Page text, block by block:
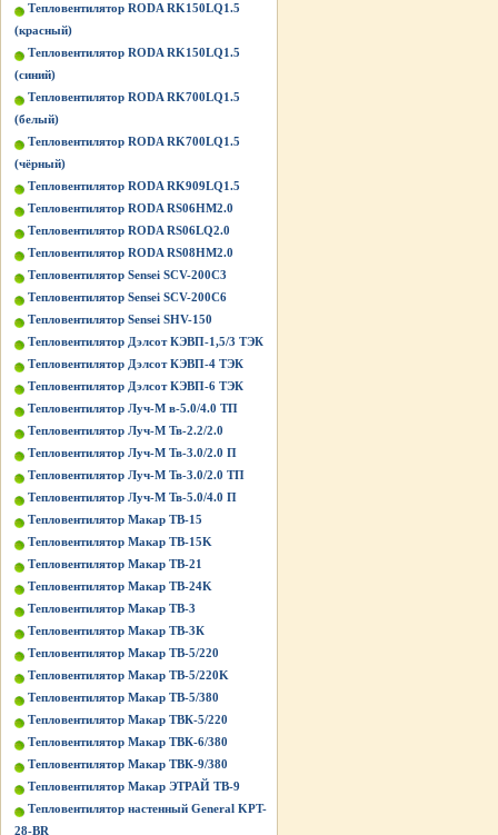
Тепловентилятор RODA RK150LQ1.5
(красный)
Тепловентилятор RODA RK150LQ1.5
(синий)
Тепловентилятор RODA RK700LQ1.5
(белый)
Тепловентилятор RODA RK700LQ1.5
(чёрный)
Тепловентилятор RODA RK909LQ1.5
Тепловентилятор RODA RS06HM2.0
Тепловентилятор RODA RS06LQ2.0
Тепловентилятор RODA RS08HM2.0
Тепловентилятор Sensei SCV-200C3
Тепловентилятор Sensei SCV-200C6
Тепловентилятор Sensei SHV-150
Тепловентилятор Дэлсот КЭВП-1,5/3 ТЭК
Тепловентилятор Дэлсот КЭВП-4 ТЭК
Тепловентилятор Дэлсот КЭВП-6 ТЭК
Тепловентилятор Луч-М в-5.0/4.0 ТП
Тепловентилятор Луч-М Тв-2.2/2.0
Тепловентилятор Луч-М Тв-3.0/2.0 П
Тепловентилятор Луч-М Тв-3.0/2.0 ТП
Тепловентилятор Луч-М Тв-5.0/4.0 П
Тепловентилятор Макар ТВ-15
Тепловентилятор Макар ТВ-15K
Тепловентилятор Макар ТВ-21
Тепловентилятор Макар ТВ-24K
Тепловентилятор Макар ТВ-3
Тепловентилятор Макар ТВ-3К
Тепловентилятор Макар ТВ-5/220
Тепловентилятор Макар ТВ-5/220K
Тепловентилятор Макар ТВ-5/380
Тепловентилятор Макар ТВК-5/220
Тепловентилятор Макар ТВК-6/380
Тепловентилятор Макар ТВК-9/380
Тепловентилятор Макар ЭТРАЙ ТВ-9
Тепловентилятор настенный General KPT-
28-BR